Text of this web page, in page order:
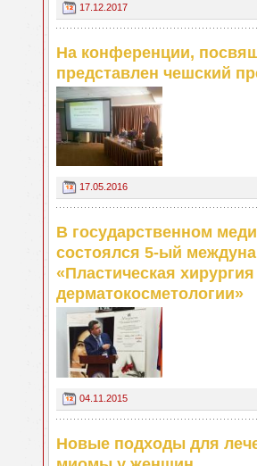
17.12.2017
На конференции,
представлен чешский
17.05.2016
В государственном
состоялся 5-ый
«Пластическая
дерматокосметологии»
04.11.2015
Новые подходы для